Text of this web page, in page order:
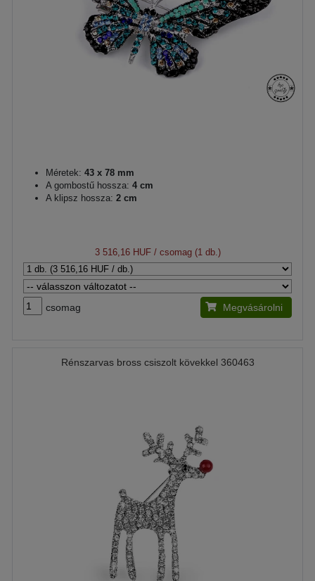
Méretek: 43 x 78 mm
A gombostű hossza: 4 cm
A klipsz hossza: 2 cm
3 516,16 HUF/ csomag (1 db.)
csomag Megvásárolni
Rénszarvas bross csiszolt kövekkel 360463